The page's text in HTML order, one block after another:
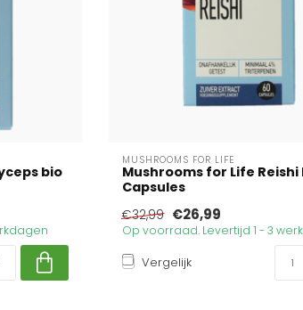
bio
MUSHROOMS FOR LIFE
Mushrooms for Life Reishi
Capsules
€32,99 €26,99
Op voorraad. Levertijd 1 - 3
Vergelijk